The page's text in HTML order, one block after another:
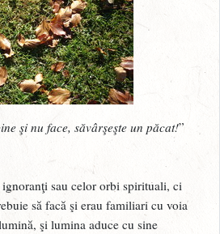
şi nu face, săvârşeşte un păcat!”
sau celor orbi spirituali, ci
să facă şi erau familiari cu voia
şi lumina aduce cu sine